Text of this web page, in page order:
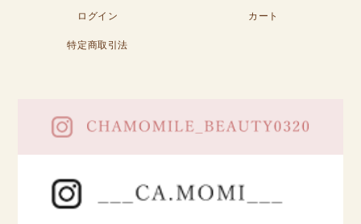
ログイン カート
特定商取引法